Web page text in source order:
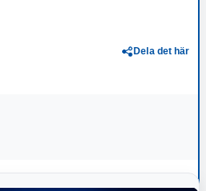
Dela det här